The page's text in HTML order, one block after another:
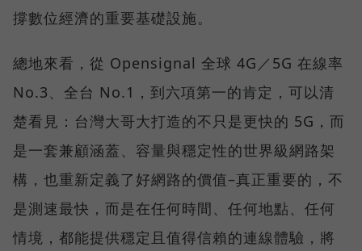
撐數位經濟的重要基礎設施。
總地來看，從 Opensignal 全球 4G／5G 在線率
No.3、全台 No.1，到六項第一的肯定，可以清
楚看見：台灣大哥大打造的不只是更快的 5G，而
是一套兼顧涵蓋、容量與穩定性的世界級網路架
構，也重新定義了好網路的價值–真正重要的，不
是測速最快，而是在任何時間、任何地點、任何
情境，都能提供穩定且值得信賴的連線體驗，將